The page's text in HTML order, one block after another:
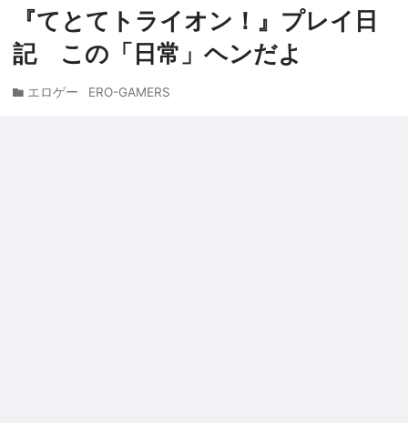
『てとてトライオン！』プレイ日
記 この「日常」ヘンだよ
エロゲー ERO-GAMERS